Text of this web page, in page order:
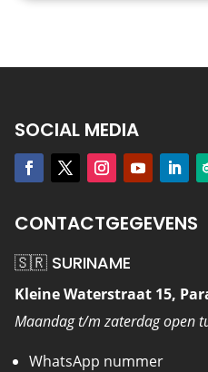
SOCIAL MEDIA
CONTACTGEGEVENS
🇸🇷 SURINAME
Kleine Waterstraat 15,
Maandag t/m zaterdag open
WhatsApp nummer